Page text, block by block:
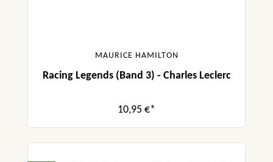
MAURICE HAMILTON
Racing Legends (Band 3) - Charles Leclerc
10,95 €*